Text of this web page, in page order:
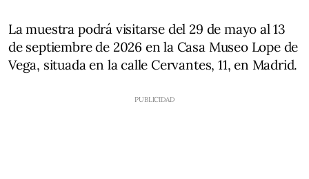
La muestra podrá visitarse del 29 de mayo al 13
de septiembre de 2026 en la Casa Museo Lope de
Vega, situada en la calle Cervantes, 11, en Madrid.